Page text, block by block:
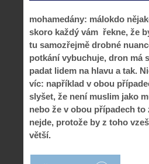
mohamedány: málokdo
skoro každý vám řekne, že
tu samozřejmě drobné
potkání vybuchuje, dron má
padat lidem na hlavu a tak.
víc: například v obou
slyšet, že není muslim jako
nebo že v obou případech
nejde, protože by z toho
větší.